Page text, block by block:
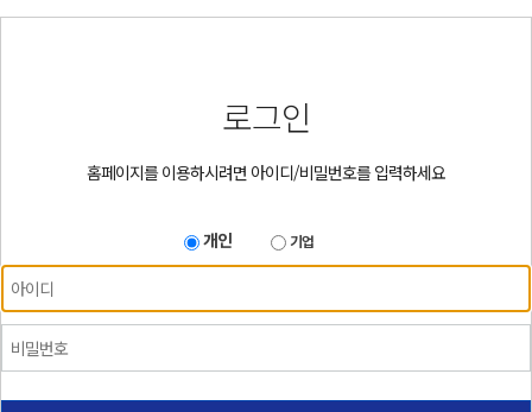
로그인
홈페이지를 이용하시려면 아이디/비밀번호를 입력하세요
개인 기업